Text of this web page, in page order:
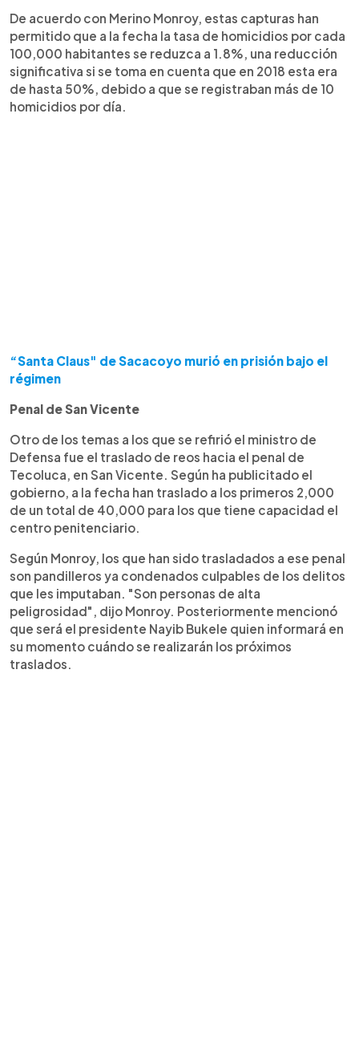
De acuerdo con Merino Monroy, estas capturas han
permitido que a la fecha la tasa de homicidios por cada
100,000 habitantes se reduzca a 1.8%, una reducción
significativa si se toma en cuenta que en 2018 esta era
de hasta 50%, debido a que se registraban más de 10
homicidios por día.
“Santa Claus" de Sacacoyo murió en prisión bajo el
régimen
Penal de San Vicente
Otro de los temas a los que se refirió el ministro de
Defensa fue el traslado de reos hacia el penal de
Tecoluca, en San Vicente. Según ha publicitado el
gobierno, a la fecha han traslado a los primeros 2,000
de un total de 40,000 para los que tiene capacidad el
centro penitenciario.
Según Monroy, los que han sido trasladados a ese penal
son pandilleros ya condenados culpables de los delitos
que les imputaban. "Son personas de alta
peligrosidad", dijo Monroy. Posteriormente mencionó
que será el presidente Nayib Bukele quien informará en
su momento cuándo se realizarán los próximos
traslados.